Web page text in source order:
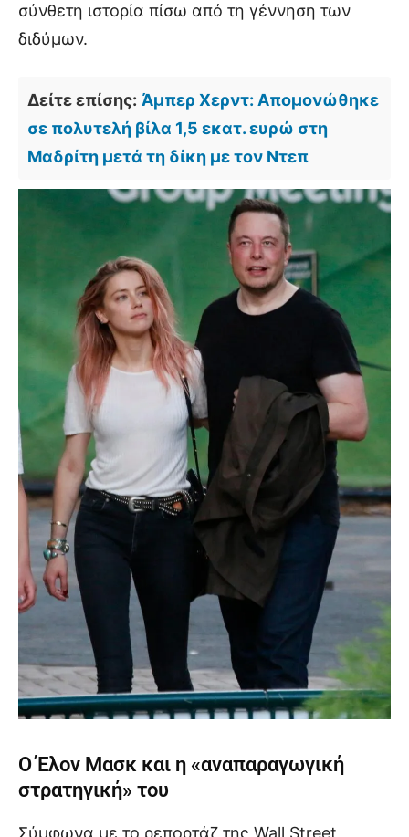
σύνθετη ιστορία πίσω από τη γέννηση των
διδύμων.
Δείτε επίσης: Άμπερ Χερντ: Απομονώθηκε
σε πολυτελή βίλα 1,5 εκατ. ευρώ στη
Μαδρίτη μετά τη δίκη με τον Ντεπ
Ο Έλον Μασκ και η «αναπαραγωγική
στρατηγική» του
Σύμφωνα με το ρεπορτάζ της Wall Street